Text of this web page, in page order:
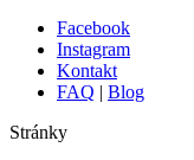
Facebook
Instagram
Kontakt
FAQ | Blog
Stránky